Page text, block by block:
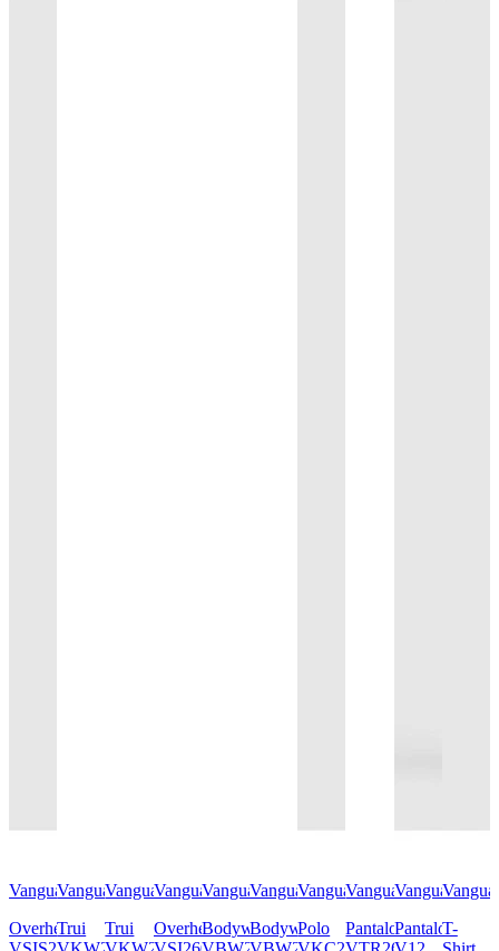
Vanguard
Overhemd
Vanguard
Trui
Vanguard
Trui
Vanguard
Overhemd
Vanguard
Bodywarmer
Vanguard
Bodywarmer
Vanguard
Polo
Vanguard
Pantalon
Vanguard
Pantalon
T-